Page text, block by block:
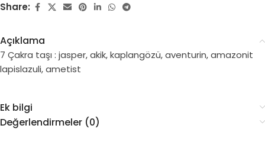
Share:
Açıklama
7 Çakra taşı : jasper, akik, kaplangözü, aventurin, amazonit
lapislazuli, ametist
Ek bilgi
Değerlendirmeler (0)